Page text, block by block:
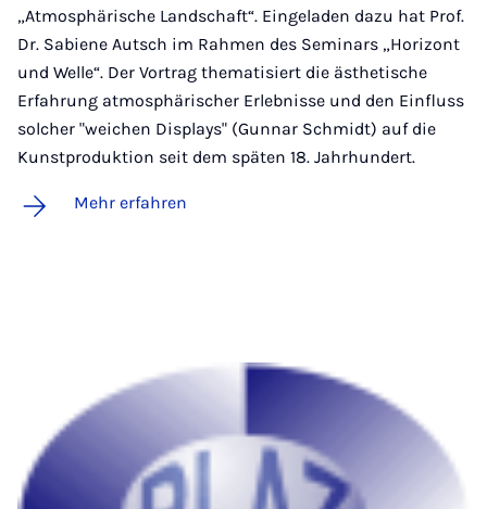
„Atmosphärische Landschaft“. Eingeladen dazu hat Prof.
Dr. Sabiene Autsch im Rahmen des Seminars „Horizont
und Welle“. Der Vortrag thematisiert die ästhetische
Erfahrung atmosphärischer Erlebnisse und den Einfluss
solcher "weichen Displays" (Gunnar Schmidt) auf die
Kunstproduktion seit dem späten 18. Jahrhundert.
Mehr erfahren